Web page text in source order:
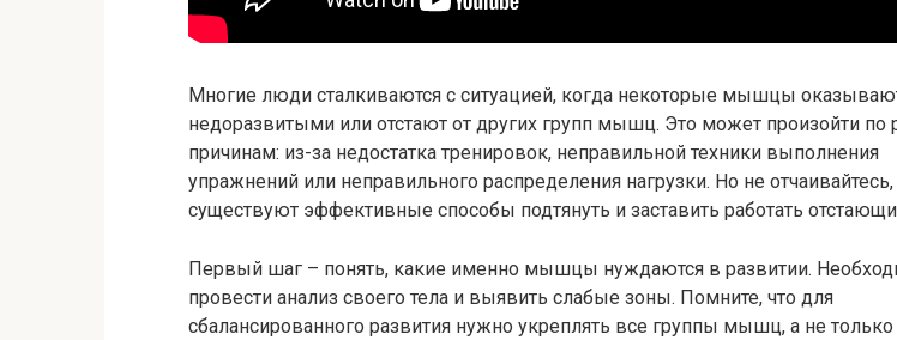
Многие люди сталкиваются с ситуацией, когда некоторые мышцы
недоразвитыми или отстают от других групп мышц. Это может произойти по
причинам: из-за недостатка тренировок, неправильной техники выполнения
упражнений или неправильного распределения нагрузки. Но не отчаивайтесь,
существуют эффективные способы подтянуть и заставить работать
Первый шаг – понять, какие именно мышцы нуждаются в развитии.
провести анализ своего тела и выявить слабые зоны. Помните, что для
сбалансированного развития нужно укреплять все группы мышц, а не только